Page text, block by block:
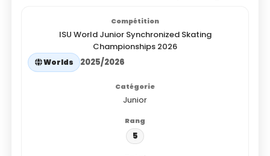
ISU World Junior Synchronized Skating
Championships 2026
Worlds 2025/2026
Junior
5